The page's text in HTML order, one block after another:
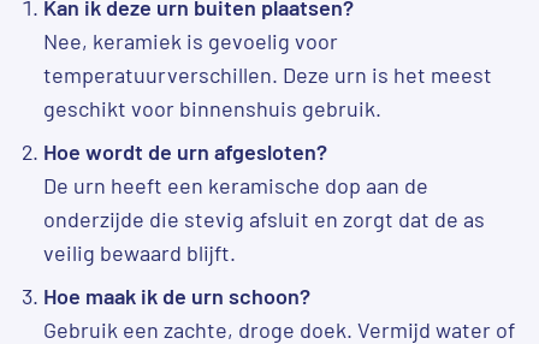
Kan ik deze urn buiten plaatsen?
Nee, keramiek is gevoelig voor
temperatuurverschillen. Deze urn is het meest
geschikt voor binnenshuis gebruik.
Hoe wordt de urn afgesloten?
De urn heeft een keramische dop aan de
onderzijde die stevig afsluit en zorgt dat de as
veilig bewaard blijft.
Hoe maak ik de urn schoon?
Gebruik een zachte, droge doek. Vermijd water of